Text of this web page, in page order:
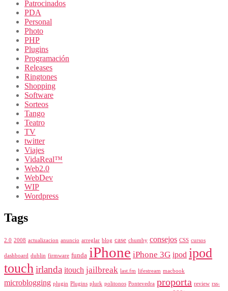
Patrocinados
PDA
Personal
Photo
PHP
Plugins
Programación
Releases
Ringtones
Shopping
Software
Sorteos
Tango
Teatro
TV
twitter
Viajes
VidaReal™
Web2.0
WebDev
WIP
Wordpress
Tags
2.0 2008 actualizacion anuncio arreglar blog case chumby consejos CSS cursos
dashboard dublin firmware funda iPhone iPhone 3G ipod ipod
touchirlanda itouch jailbreak last.fm lifestream macbook
microblogging plugin Plugins plurk politonos Pontevedra proporta review rss-